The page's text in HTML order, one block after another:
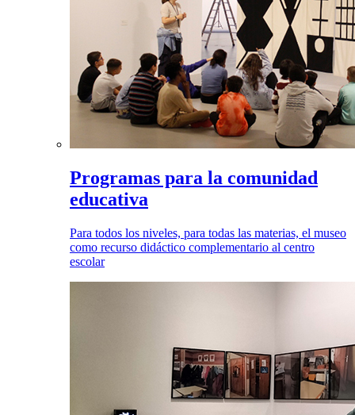
Programas para la comunidad
educativa
Para todos los niveles, para todas las materias, el museo
como recurso didáctico complementario al centro
escolar